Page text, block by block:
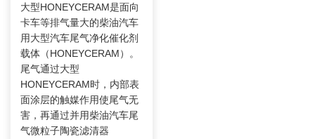
大型HONEYCERAM是面向
卡车等排气量大的柴油汽车
用大型汽车尾气净化催化剂
载体（HONEYCERAM）。
尾气通过大型
HONEYCERAM时，内部表
面涂层的触媒作用使尾气无
害，再通过并用柴油汽车尾
气微粒子陶瓷滤清器